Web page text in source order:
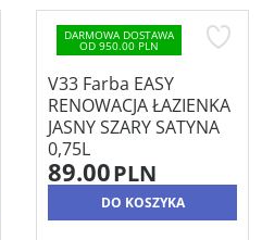
DARMOWA DOSTAWA
OD 950.00 PLN
V33 Farba EASY
RENOWACJA ŁAZIENKA
JASNY SZARY SATYNA
0,75L
89.00PLN
DO KOSZYKA